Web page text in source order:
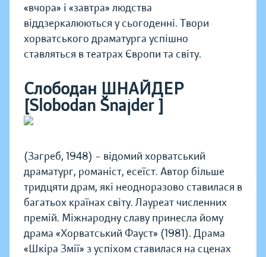
«вчора» і «завтра» людства
віддзеркалюються у сьогоденні. Твори
хорватського драматурга успішно
ставляться в театрах Європи та світу.
Слободан ШНАЙДЕР
[Slobodan Šnajder ]
(Загреб, 1948) – відомий хорватський
драматург, романіст, есеїст. Автор більше
тридцяти драм, які неодноразово ставилася в
багатьох країнах світу. Лауреат численних
премій. Міжнародну славу принесла йому
драма «Хорватський Фауст» (1981). Драма
«Шкіра Змії» з успіхом ставилася на сценах